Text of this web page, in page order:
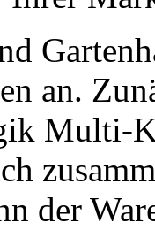
an.
Multi-
der